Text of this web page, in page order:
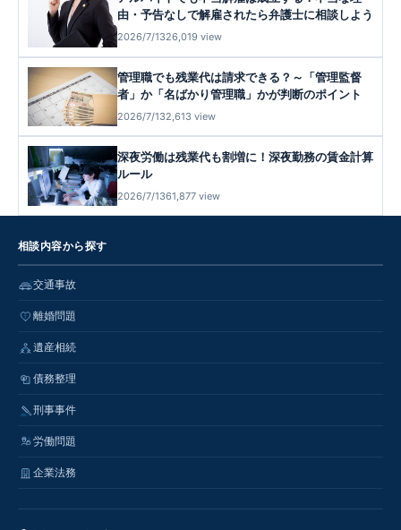
由・予告なしで解雇されたら弁護士に相談しよう
2026/7/1326,019 view
管理職でも残業代は請求できる？～「管理監督
者」か「名ばかり管理職」かが判断のポイント
2026/7/132,613 view
深夜労働は残業代も割増に！深夜勤務の賃金計算
ルール
2026/7/1361,877 view
相談内容から探す
交通事故
離婚問題
遺産相続
債務整理
刑事事件
労働問題
企業法務